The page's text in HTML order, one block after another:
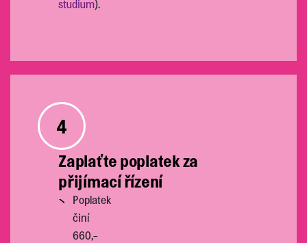
studium).
4
Zaplaťte poplatek za
přijímací řízení
Poplatek
činí
660,-